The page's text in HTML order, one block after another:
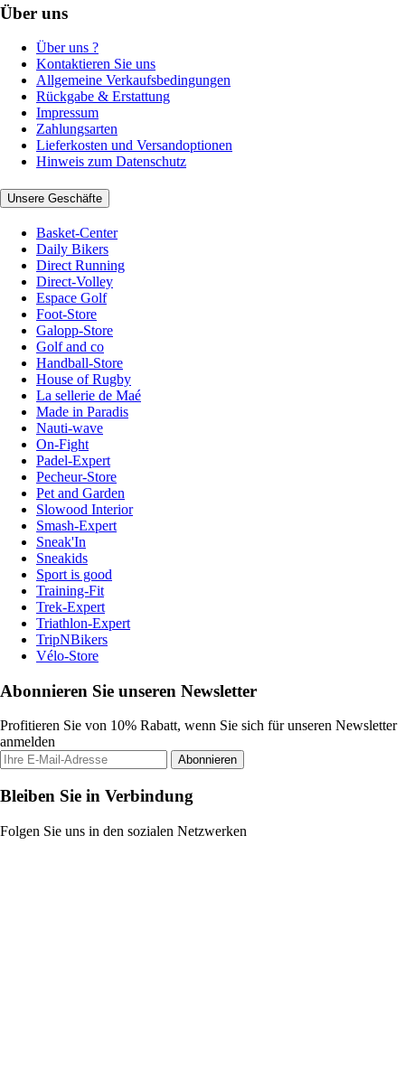
Über uns
Über uns ?
Kontaktieren Sie uns
Allgemeine Verkaufsbedingungen
Rückgabe & Erstattung
Impressum
Zahlungsarten
Lieferkosten und Versandoptionen
Hinweis zum Datenschutz
Unsere Geschäfte
Basket-Center
Daily Bikers
Direct Running
Direct-Volley
Espace Golf
Foot-Store
Galopp-Store
Golf and co
Handball-Store
House of Rugby
La sellerie de Maé
Made in Paradis
Nauti-wave
On-Fight
Padel-Expert
Pecheur-Store
Pet and Garden
Slowood Interior
Smash-Expert
Sneak'In
Sneakids
Sport is good
Training-Fit
Trek-Expert
Triathlon-Expert
TripNBikers
Vélo-Store
Abonnieren Sie unseren Newsletter
Profitieren Sie von 10% Rabatt, wenn Sie sich für unseren Newsletter
anmelden
Abonnieren
Bleiben Sie in Verbindung
Folgen Sie uns in den sozialen Netzwerken